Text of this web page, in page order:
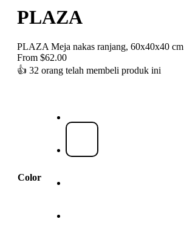
PLAZA
PLAZA Meja nakas ranjang, 60x40x40 cm
From $62.00
👍 32 orang telah membeli produk ini
Color